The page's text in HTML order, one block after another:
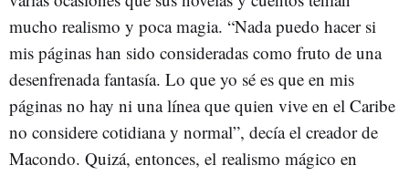
mucho realismo y poca magia. “Nada puedo hacer si
mis páginas han sido consideradas como fruto de una
desenfrenada fantasía. Lo que yo sé es que en mis
páginas no hay ni una línea que quien vive en el Caribe
no considere cotidiana y normal”, decía el creador de
Macondo. Quizá, entonces, el realismo mágico en